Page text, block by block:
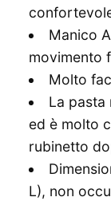
Manico
movimento
Molto
La pasta
ed è molto
rubinetto
L), non